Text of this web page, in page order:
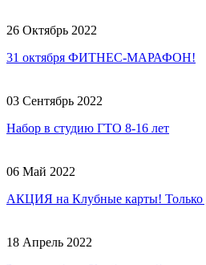
26 Октябрь 2022
31 октября ФИТНЕС-МАРАФОН!
03 Сентябрь 2022
Набор в студию ГТО 8-16 лет
06 Май 2022
АКЦИЯ на Клубные карты! Только
18 Апрель 2022